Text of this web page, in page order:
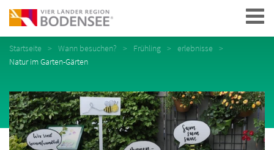
Navigation
Startseite Wann besuchen? Frühling
erlebnisse
Natur im Garten-Gärten